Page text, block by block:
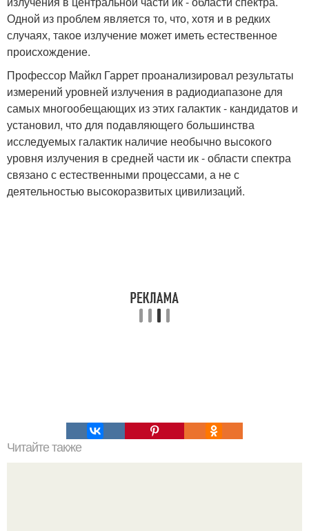
Одной из проблем является то, что, хотя и в редких
случаях, такое излучение может иметь естественное
происхождение.
Профессор Майкл Гаррет проанализировал результаты
измерений уровней излучения в радиодиапазоне для
самых многообещающих из этих галактик - кандидатов и
установил, что для подавляющего большинства
исследуемых галактик наличие необычно высокого
уровня излучения в средней части ик - области спектра
связано с естественными процессами, а не с
деятельностью высокоразвитых цивилизаций.
Читайте также